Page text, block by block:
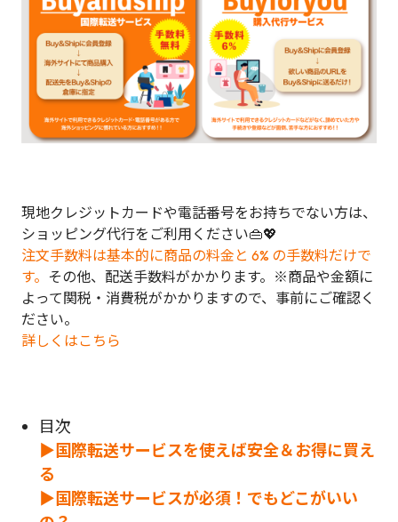
現地クレジットカードや電話番号をお持ちでない方は、
ショッピング代行をご利用ください👜💖
注文手数料は基本的に商品の料金と 6% の手数料だけで
す。 その他、配送手数料がかかります。※商品や金額に
よって関税・消費税がかかりますので、事前にご確認く
ださい。
詳しくはこちら
目次
▶国際転送サービスを使えば安全＆お得に買え
る
▶国際転送サービスが必須！でもどこがいい